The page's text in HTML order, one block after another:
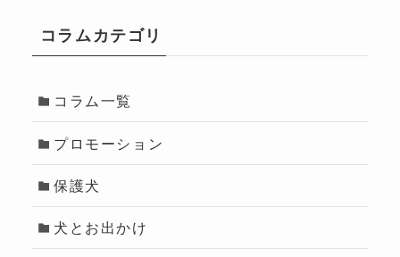
コラムカテゴリ
コラム一覧
プロモーション
保護犬
犬とお出かけ